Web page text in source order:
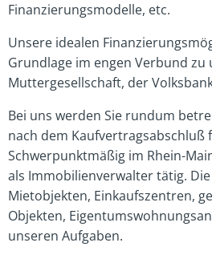
Finanzierungsmodelle, etc.
Unsere idealen
Grundlage im engen Verbund zu
Muttergesellschaft, der
Bei uns werden Sie rundum
nach dem Kaufvertragsabschluß
Schwerpunktmäßig im Rhein-
als Immobilienverwalter tätig.
Mietobjekten, Einkaufszentren,
Objekten,
unseren Aufgaben.